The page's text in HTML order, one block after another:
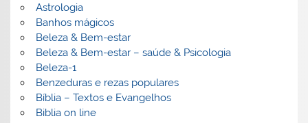
Astrologia
Banhos mágicos
Beleza & Bem-estar
Beleza & Bem-estar – saúde & Psicologia
Beleza-1
Benzeduras e rezas populares
Bíblia – Textos e Evangelhos
Biblia on line